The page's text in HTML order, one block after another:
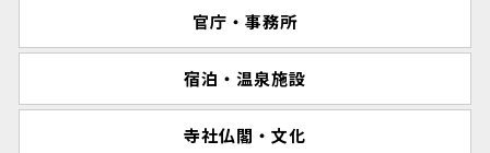
官庁・事務所
宿泊・温泉施設
寺社仏閣・文化